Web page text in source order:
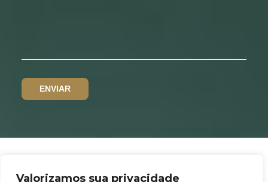
Valorizamos sua privacidade